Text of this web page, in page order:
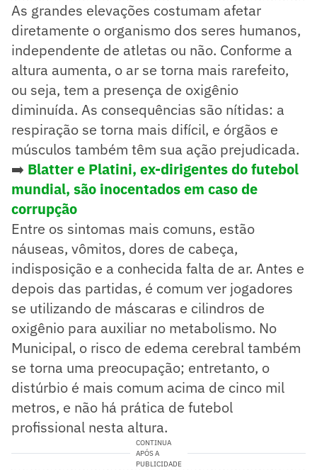
As grandes elevações costumam afetar
diretamente o organismo dos seres humanos,
independente de atletas ou não. Conforme a
altura aumenta, o ar se torna mais rarefeito,
ou seja, tem a presença de oxigênio
diminuída. As consequências são nítidas: a
respiração se torna mais difícil, e órgãos e
músculos também têm sua ação prejudicada.
➡️ Blatter e Platini, ex-dirigentes do futebol
mundial, são inocentados em caso de
corrupção
Entre os sintomas mais comuns, estão
náuseas, vômitos, dores de cabeça,
indisposição e a conhecida falta de ar. Antes e
depois das partidas, é comum ver jogadores
se utilizando de máscaras e cilindros de
oxigênio para auxiliar no metabolismo. No
Municipal, o risco de edema cerebral também
se torna uma preocupação; entretanto, o
distúrbio é mais comum acima de cinco mil
metros, e não há prática de futebol
profissional nesta altura.
CONTINUA
APÓS A
PUBLICIDADE